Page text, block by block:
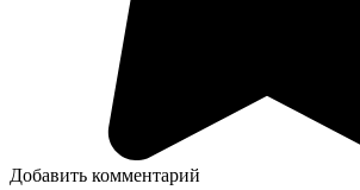
Добавить комментарий